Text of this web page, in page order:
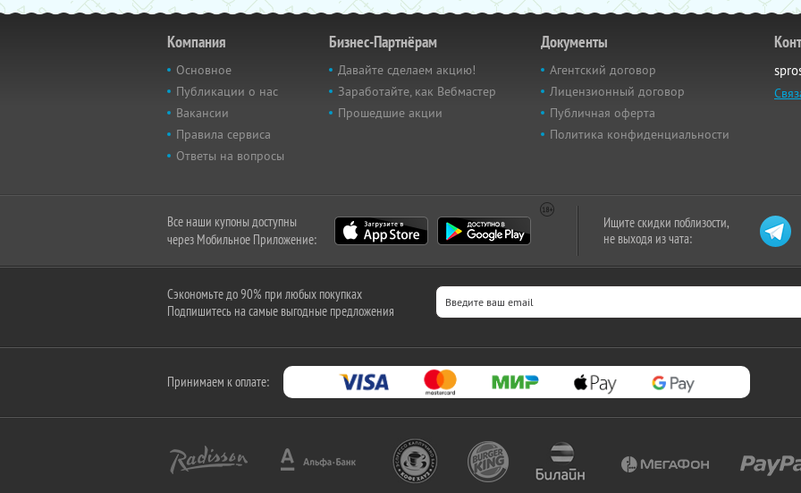
Компания
Основное
Публикации о нас
Вакансии
Правила сервиса
Ответы на вопросы
Бизнес-Партнёрам
Давайте сделаем акцию!
Заработайте, как Вебмастер
Прошедшие акции
Документы
Агентский договор
Лицензионный договор
Публичная оферта
Политика конфиденциальности
Все наши купоны доступны
через Мобильное Приложение:
Ищите скидки поблизости,
не выходя из чата:
Сэкономьте до 90% при любых покупках
Подпишитесь на самые выгодные предложения
Принимаем к оплате: